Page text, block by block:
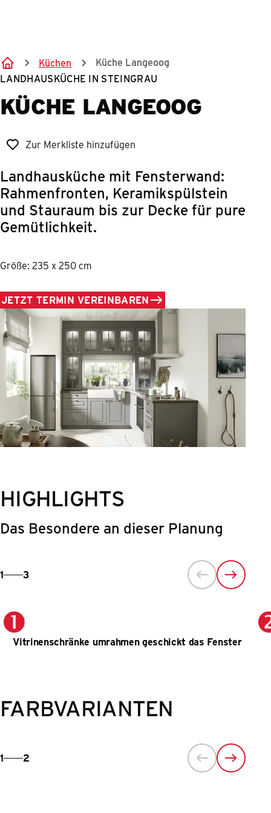
Küchen
Küche Langeoog
LANDHAUSKÜCHE IN STEINGRAU
KÜCHE LANGEOOG
Zur Merkliste hinzufügen
Landhausküche mit Fensterwand:
Rahmenfronten, Keramikspülstein
und Stauraum bis zur Decke für pure
Gemütlichkeit.
Größe: 235 x 250 cm
JETZT TERMIN VEREINBAREN
HIGHLIGHTS
Das Besondere an dieser Planung
1 3
Vitrinenschränke umrahmen geschickt das Fenster
FARBVARIANTEN
1 2